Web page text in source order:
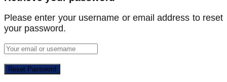
Please enter your username or email address to reset
your password.